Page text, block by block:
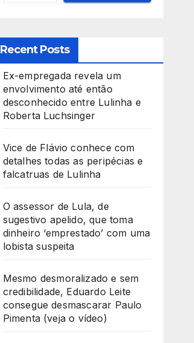
Recent Posts
Ex-empregada revela um
envolvimento até então
desconhecido entre Lulinha e
Roberta Luchsinger
Vice de Flávio conhece com
detalhes todas as peripécias e
falcatruas de Lulinha
O assessor de Lula, de
sugestivo apelido, que toma
dinheiro ‘emprestado’ com uma
lobista suspeita
Mesmo desmoralizado e sem
credibilidade, Eduardo Leite
consegue desmascarar Paulo
Pimenta (veja o vídeo)